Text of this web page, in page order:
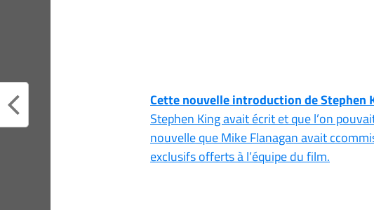
Cette nouvelle introduction de Stephen
Stephen King avait écrit et que l’on
nouvelle que Mike Flanagan avait
exclusifs offerts à l’équipe du film.